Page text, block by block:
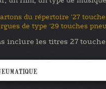
du répertoire '27
de type '29 touches
inclure les titres 27